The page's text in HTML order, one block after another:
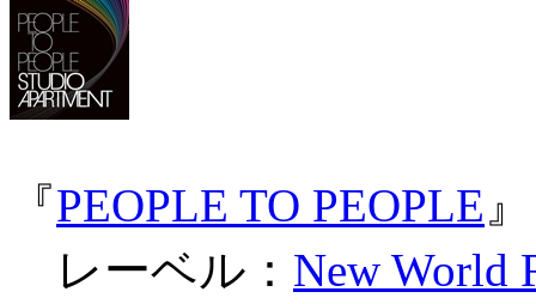
『PEOPLE TO PEOPLE 』
レーベル： New World